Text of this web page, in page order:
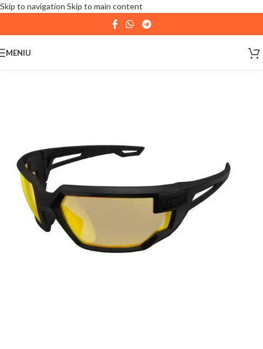
Skip to navigation Skip to main content
| 📦 Program livrari|In perioada11 August - 18
August,
MENIU